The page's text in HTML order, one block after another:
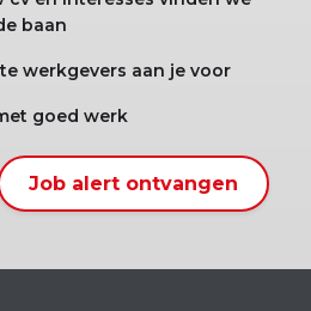
baan
werkgevers aan je voor
goed werk
Job alert ontvangen